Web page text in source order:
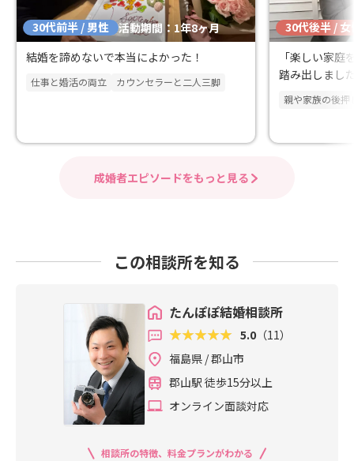
30代前半 / 男性 活動期間：1年8ヶ月
結婚を諦めないで本当によかった！
仕事と婚活の両立 カウンセラーと二人三脚
30代後半 / 女
「楽しい家
踏み出しまし
親や家族の後押
成婚者エピソードをもっと見る
この相談所を知る
たんぽぽ結婚相談所
5.0 （11）
福島県 / 郡山市
郡山駅 徒歩15分以上
オンライン面談対応
相談所の特徴、料金プランがわかる